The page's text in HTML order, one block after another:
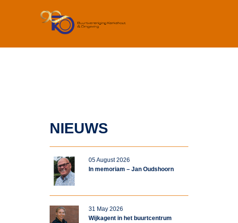
NIEUWS
05 August 2026
In memoriam – Jan Oudshoorn
31 May 2026
Wijkagent in het buurtcentrum